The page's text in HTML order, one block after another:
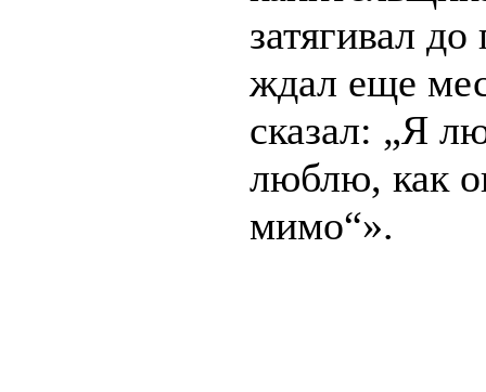
затягивал
ждал еще
сказал: „Я
люблю, как
мимо“».